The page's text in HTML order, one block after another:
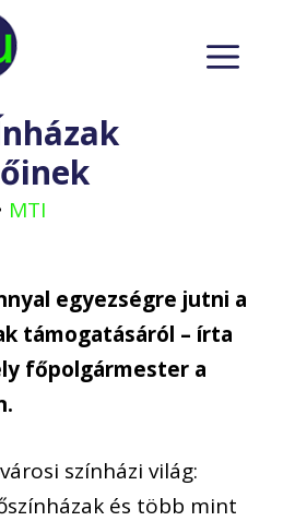
MTI
egyezségre jutni a
támogatásáról – írta
főpolgármester a
színházi világ:
és több mint